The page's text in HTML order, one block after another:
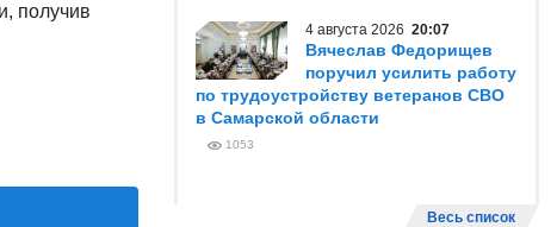
получив
4 августа 2026 20:07
Вячеслав Федорищев
поручил усилить работу
по трудоустройству ветеранов СВО
в Самарской области
1053
Весь список